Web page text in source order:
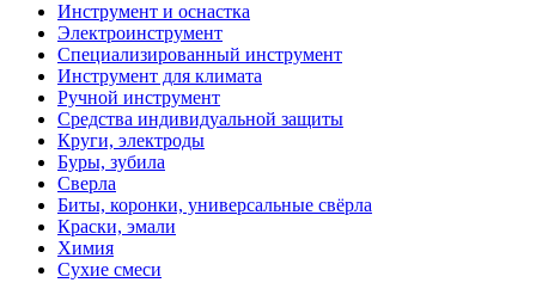
Инструмент и оснастка
Электроинструмент
Специализированный инструмент
Инструмент для климата
Ручной инструмент
Средства индивидуальной защиты
Круги, электроды
Буры, зубила
Сверла
Биты, коронки, универсальные свёрла
Краски, эмали
Химия
Сухие смеси